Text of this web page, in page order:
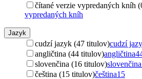
čítané verzie vypredaných kníh
vypredaných kníh
Jazyk
cudzí jazyk (47 titulov)cudzí
angličtina (44 titulov)angličtina
slovenčina (16 titulov)slovenčina
čeština (15 titulov)čeština15